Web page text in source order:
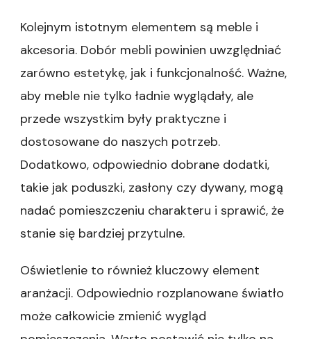
Kolejnym istotnym elementem są meble i
akcesoria. Dobór mebli powinien uwzględniać
zarówno estetykę, jak i funkcjonalność. Ważne,
aby meble nie tylko ładnie wyglądały, ale
przede wszystkim były praktyczne i
dostosowane do naszych potrzeb.
Dodatkowo, odpowiednio dobrane dodatki,
takie jak poduszki, zasłony czy dywany, mogą
nadać pomieszczeniu charakteru i sprawić, że
stanie się bardziej przytulne.
Oświetlenie to również kluczowy element
aranżacji. Odpowiednio rozplanowane światło
może całkowicie zmienić wygląd